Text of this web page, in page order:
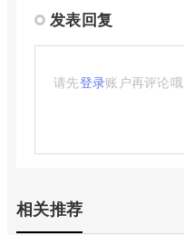
发表回复
请先登录账户再评论哦
相关推荐